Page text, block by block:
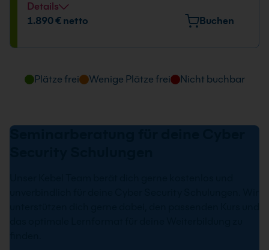
Details
Tage und Uhrzeit
1.890 € netto Buchen
Plätze frei Wenige Plätze frei Nicht buchbar
Seminarberatung für deine Cyber